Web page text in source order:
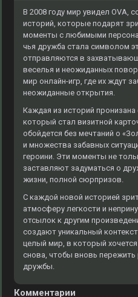
В 2008 году мир увидел OVA,
историй, которые подарят
моменты с любимыми
чья дружба стала символом
отправляются в
веселья и неожиданных
мир онлайн-игр, где их ждут
неожиданные открытия.
Каждая из историй
который стал визитной
обойдется без мечтаний о
и множества забавных
героини. Эти моменты не
заставляют задуматься о
жизни, полной сюрпризов.
С каждой новой историей
атмосферу легкости и
отсылок к другим
создают уникальный
целый мир, в который
снова, чтобы вновь пережить
дружбы.
Комментарии